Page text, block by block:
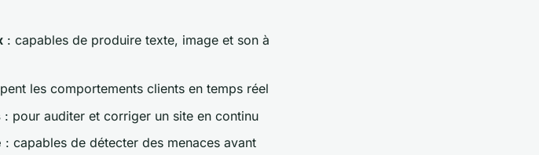
: capables de produire texte, image et son à
les comportements clients en temps réel
: pour auditer et corriger un site en continu
: capables de détecter des menaces avant